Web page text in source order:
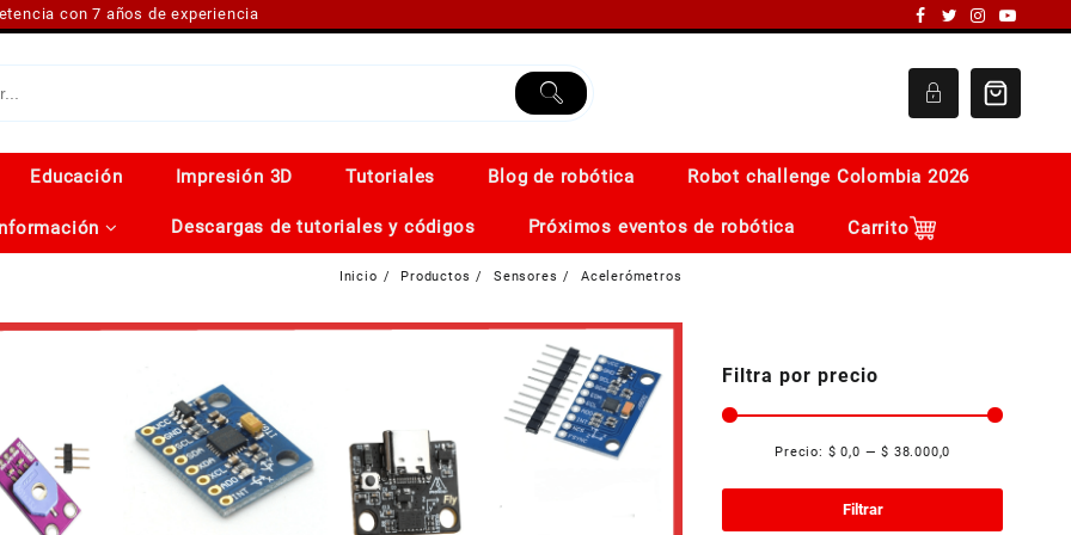
con 7 años de experiencia
Educación Impresión 3D Tutoriales Blog de robótica Robot challenge Colombia 2026
Descargas de tutoriales y códigos Próximos eventos de robótica Carrito
Inicio Productos Sensores Acelerómetros
Filtra por precio
Filtrar
Precio: $ 0,0 —$ 38.000,0